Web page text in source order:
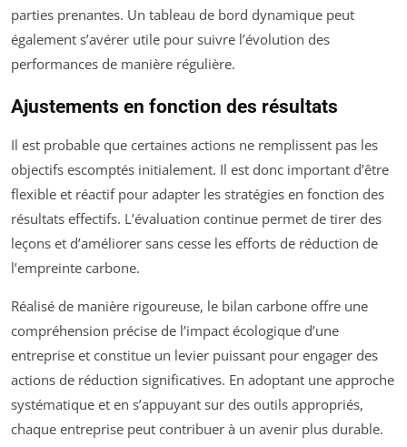
parties prenantes. Un tableau de bord dynamique peut
également s’avérer utile pour suivre l’évolution des
performances de manière régulière.
Ajustements en fonction des résultats
Il est probable que certaines actions ne remplissent pas les
objectifs escomptés initialement. Il est donc important d’être
flexible et réactif pour adapter les stratégies en fonction des
résultats effectifs. L’évaluation continue permet de tirer des
leçons et d’améliorer sans cesse les efforts de réduction de
l’empreinte carbone.
Réalisé de manière rigoureuse, le bilan carbone offre une
compréhension précise de l’impact écologique d’une
entreprise et constitue un levier puissant pour engager des
actions de réduction significatives. En adoptant une approche
systématique et en s’appuyant sur des outils appropriés,
chaque entreprise peut contribuer à un avenir plus durable.